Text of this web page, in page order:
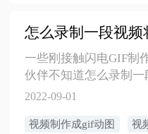
一些刚接触闪电GIF制
伙伴不知道怎么录制一
它制作成gif动图。别着
段视频将它制作成gif
2022-09-01
视频制作成gif动图 视